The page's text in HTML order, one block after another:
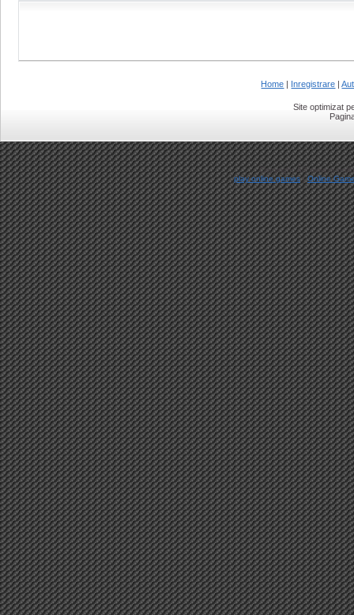
Home | Inregistrare |
Site optimizat
Copyright Â© www.ro-
play online games|Online